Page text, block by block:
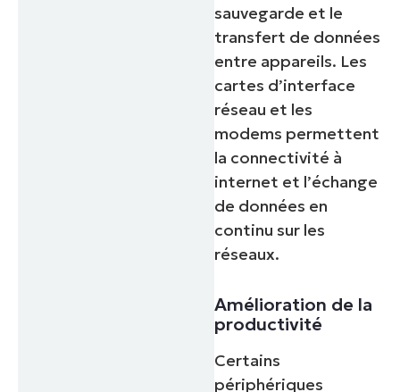
sauvegarde et le
transfert de données
entre appareils. Les
cartes d’interface
réseau et les
modems permettent
la connectivité à
internet et l’échange
de données en
continu sur les
réseaux.
Amélioration de la
productivité
Certains
périphériques